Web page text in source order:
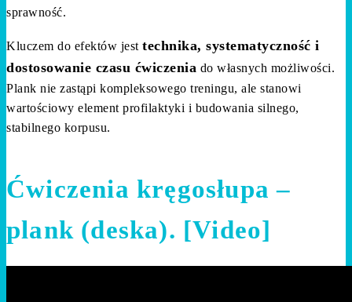
sprawność.
Kluczem do efektów jest technika, systematyczność i
dostosowanie czasu ćwiczenia do własnych możliwości.
Plank nie zastąpi kompleksowego treningu, ale stanowi
wartościowy element profilaktyki i budowania silnego,
stabilnego korpusu.
Ćwiczenia kręgosłupa –
plank (deska). [Video]